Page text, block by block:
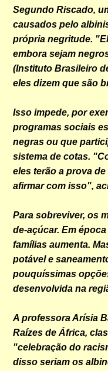
Segundo Riscado,
causados pelo
própria negritude.
embora sejam
(Instituto Brasileiro
eles dizem que são
Isso impede, por
programas sociais
negras ou que
sistema de cotas.
eles terão a prova
afirmar com isso",
Para sobreviver, os
de-açúcar. Em
famílias aumenta.
potável e
pouquíssimas
desenvolvida na
A professora Arísia
Raízes de África,
"celebração do
disso seriam os